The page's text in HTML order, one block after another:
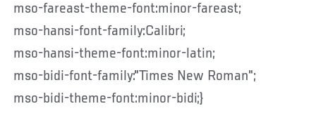
mso-fareast-theme-font:minor-fareast;
mso-hansi-font-family:Calibri;
mso-hansi-theme-font:minor-latin;
mso-bidi-font-family:"Times New Roman";
mso-bidi-theme-font:minor-bidi;}